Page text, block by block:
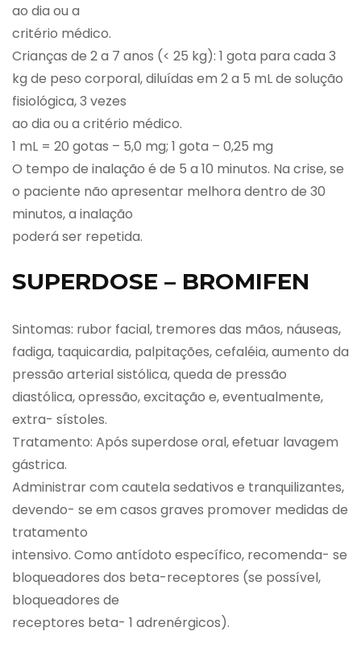
ao dia ou a
critério médico.
Crianças de 2 a 7 anos (< 25 kg): 1 gota para cada 3
kg de peso corporal, diluídas em 2 a 5 mL de solução
fisiológica, 3 vezes
ao dia ou a critério médico.
1 mL = 20 gotas – 5,0 mg; 1 gota – 0,25 mg
O tempo de inalação é de 5 a 10 minutos. Na crise, se
o paciente não apresentar melhora dentro de 30
minutos, a inalação
poderá ser repetida.
SUPERDOSE – BROMIFEN
Sintomas: rubor facial, tremores das mãos, náuseas,
fadiga, taquicardia, palpitações, cefaléia, aumento da
pressão arterial sistólica, queda de pressão
diastólica, opressão, excitação e, eventualmente,
extra- sístoles.
Tratamento: Após superdose oral, efetuar lavagem
gástrica.
Administrar com cautela sedativos e tranquilizantes,
devendo- se em casos graves promover medidas de
tratamento
intensivo. Como antídoto específico, recomenda- se
bloqueadores dos beta-receptores (se possível,
bloqueadores de
receptores beta- 1 adrenérgicos).